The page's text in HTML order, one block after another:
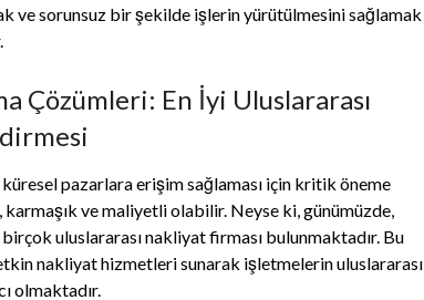
ve sorunsuz bir şekilde işlerin yürütülmesini sağlamak
Çözümleri: En İyi Uluslararası
pazarlara erişim sağlaması için kritik öneme
ve maliyetli olabilir. Neyse ki, günümüzde,
uluslararası nakliyat firması bulunmaktadır. Bu
nakliyat hizmetleri sunarak işletmelerin uluslararası
olmaktadır.